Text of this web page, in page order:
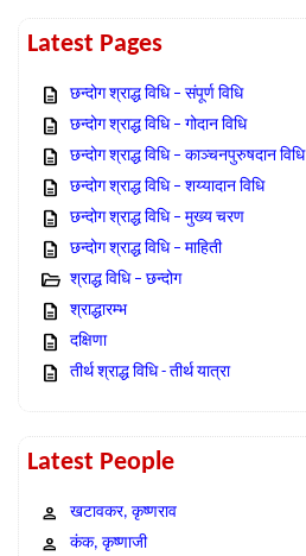
Latest Pages
छन्दोग श्राद्ध विधि – संपूर्ण विधि
छन्दोग श्राद्ध विधि – गोदान विधि
छन्दोग श्राद्ध विधि – काञ्चनपुरुषदान विधि
छन्दोग श्राद्ध विधि – शय्यादान विधि
छन्दोग श्राद्ध विधि – मुख्य चरण
छन्दोग श्राद्ध विधि – माहिती
श्राद्ध विधि – छन्दोग
श्राद्धारम्भ
दक्षिणा
तीर्थ श्राद्ध विधि - तीर्थ यात्रा
Latest People
खटावकर, कृष्णराव
कंक, कृष्णाजी